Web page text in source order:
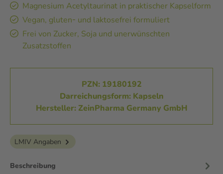
Magnesium Acetyltaurinat in praktischer Kapselform
Vegan, gluten‑ und laktosefrei formuliert
Frei von Zucker, Soja und unerwünschten
Zusatzstoffen
PZN: 19180192
Darreichungsform: Kapseln
Hersteller: ZeinPharma Germany GmbH
LMIV Angaben
Beschreibung